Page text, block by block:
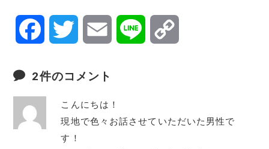
i y
2件のコメント
こんにちは！
現地で色々お話させていただいた男性で
す！